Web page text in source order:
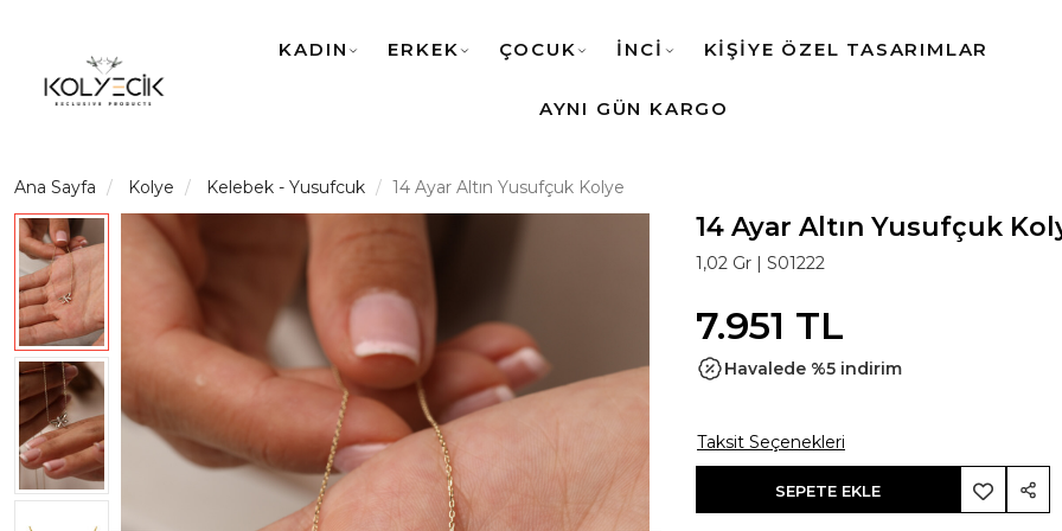
KADIN ERKEK ÇOCUK İNCİ KİŞİYE ÖZEL TASARIMLAR
AYNI GÜN KARGO
Ana Sayfa Kolye Kelebek - Yusufcuk 14 Ayar Altın Yusufçuk Kolye
14 Ayar Altın Yusufçuk
1,02 Gr | S01222
7.951 TL
Havalede %5 indirim
Taksit Seçenekleri
SEPETE EKLE